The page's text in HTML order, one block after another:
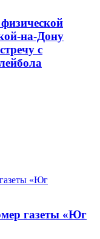
на-Дону
с
газеты «Юг